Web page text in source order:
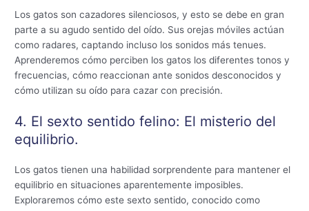
Los gatos son cazadores silenciosos, y esto se debe en gran
parte a su agudo sentido del oído. Sus orejas móviles actúan
como radares, captando incluso los sonidos más tenues.
Aprenderemos cómo perciben los gatos los diferentes tonos y
frecuencias, cómo reaccionan ante sonidos desconocidos y
cómo utilizan su oído para cazar con precisión.
4. El sexto sentido felino: El misterio del
equilibrio.
Los gatos tienen una habilidad sorprendente para mantener el
equilibrio en situaciones aparentemente imposibles.
Exploraremos cómo este sexto sentido, conocido como